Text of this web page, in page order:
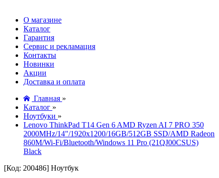
О магазине
Каталог
Гарантия
Сервис и рекламация
Контакты
Новинки
Акции
Доставка и оплата
Главная »
Каталог »
Ноутбуки »
Lenovo ThinkPad T14 Gen 6 AMD Ryzen AI 7 PRO 350
2000MHz/14"/1920x1200/16GB/512GB SSD/AMD Radeon
860M/Wi-Fi/Bluetooth/Windows 11 Pro (21QJ00CSUS)
Black
[Код: 200486] Ноутбук